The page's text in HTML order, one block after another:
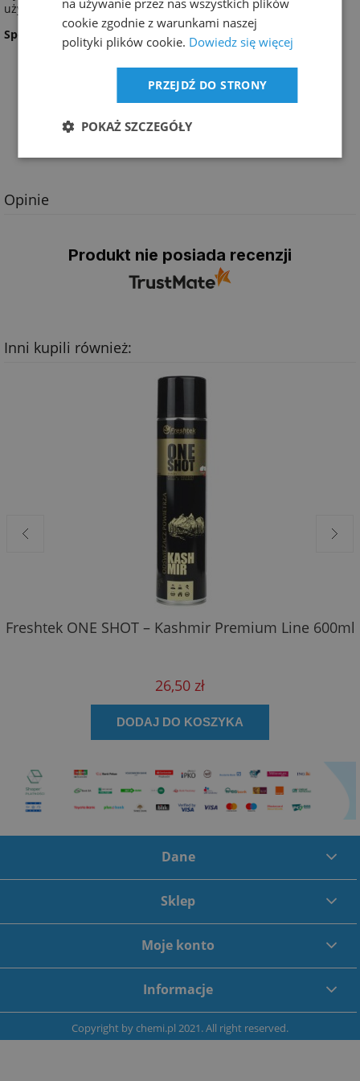
użytkowania.
Sposób użycia:
Włącz obieg zamknięty aby rozprowadzić zapach i
Możesz rozkoszować się przyjemną nutą cynamonu.
Opinie
Produkt nie posiada recenzji
Inni kupili również:
Freshtek ONE SHOT – Kashmir Premium Line 600ml
26,50 zł
DODAJ DO KOSZYKA
Dane
Sklep
Moje konto
Informacje
Copyright bychemi.pl 2021. All right reserved.
cookie zgodnie z warunkami naszej
polityki plików cookie. Dowiedz się więcej
PRZEJDŹ DO STRONY
POKAŻ SZCZEGÓŁY